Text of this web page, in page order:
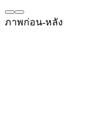
ภาพก่อน-หลัง